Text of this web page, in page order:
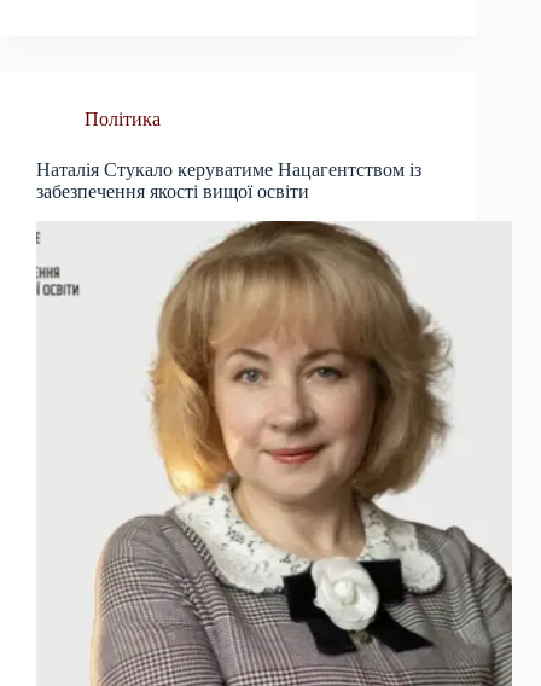
Політика
Наталія Стукало керуватиме Нацагентством із
забезпечення якості вищої освіти